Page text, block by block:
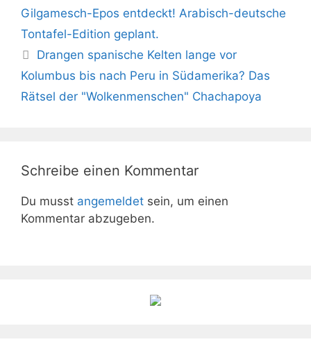
Gilgamesch-Epos entdeckt! Arabisch-deutsche
Tontafel-Edition geplant.
Drangen spanische Kelten lange vor
Kolumbus bis nach Peru in Südamerika? Das
Rätsel der "Wolkenmenschen" Chachapoya
Schreibe einen Kommentar
Du musst angemeldet sein, um einen
Kommentar abzugeben.